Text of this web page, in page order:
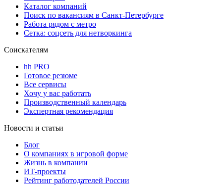
Каталог компаний
Поиск по вакансиям в Санкт-Петербурге
Работа рядом с метро
Сетка: соцсеть для нетворкинга
Соискателям
hh PRO
Готовое резюме
Все сервисы
Хочу у вас работать
Производственный календарь
Экспертная рекомендация
Новости и статьи
Блог
О компаниях в игровой форме
Жизнь в компании
ИТ-проекты
Рейтинг работодателей России